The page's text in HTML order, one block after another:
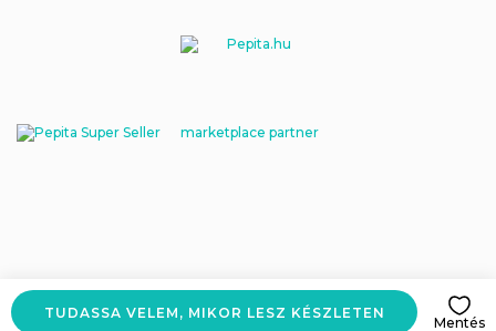
TUDASSA VELEM, MIKOR LESZ KÉSZLETEN
Mentés
marketplace partner